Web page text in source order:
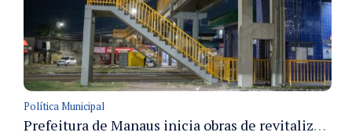
Política Municipal
Prefeitura de Manaus inicia obras de revitalização na passarela Max Teixeira para ampliar segurança e mobilidade urbana